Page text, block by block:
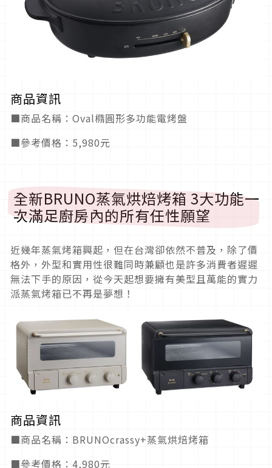
商品資訊
■商品名稱：Oval橢圓形多功能電烤盤
■參考價格：5,980元
全新BRUNO蒸氣烘焙烤箱 3大功能一
次滿足廚房內的所有任性願望
近幾年蒸氣烤箱興起，但在台灣卻依然不普及，除了價
格外，外型和實用性很難同時兼顧也是許多消費者遲遲
無法下手的原因，從今天起想要擁有美型且萬能的實力
派蒸氣烤箱已不再是夢想！
商品資訊
■商品名稱：BRUNOcrassy+蒸氣烘焙烤箱
■參考價格：4,980元